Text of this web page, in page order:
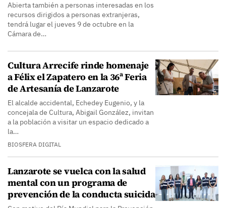
Abierta también a personas interesadas en los
recursos dirigidos a personas extranjeras,
tendrá lugar el jueves 9 de octubre en la
Cámara de…
Cultura Arrecife rinde homenaje
a Félix el Zapatero en la 36ª Feria
de Artesanía de Lanzarote
El alcalde accidental, Echedey Eugenio, y la
concejala de Cultura, Abigail González, invitan
a la población a visitar un espacio dedicado a
la…
BIOSFERA DIGITAL
Lanzarote se vuelca con la salud
mental con un programa de
prevención de la conducta suicida